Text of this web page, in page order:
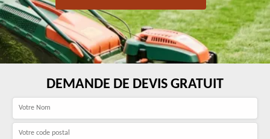
DEMANDE DE DEVIS GRATUIT